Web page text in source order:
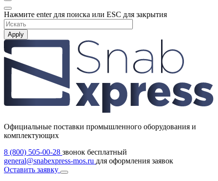
Нажмите enter для поиска или ESC для закрытия
Apply
Официальные поставки промышленного оборудования и
комплектующих
8 (800) 505-00-28 звонок бесплатный
general@snabexpress-mos.ru для оформления заявок
Оставить заявку